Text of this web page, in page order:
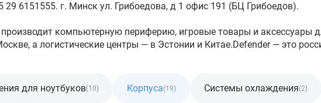
29 6151555. г. Минск ул. Грибоедова, д 1 офис 191 (БЦ Грибоедов).
компьютерную периферию, игровые товары и аксессуары
а логистические центры — в Эстонии и Китае.Defender — это
для ноутбуков(10) Корпуса(19) Системы охлаждения(2)